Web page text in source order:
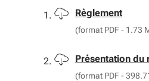
Télécharger
Règlement
(format PDF - 1.73
Télécharger
Présentation du
(format PDF -